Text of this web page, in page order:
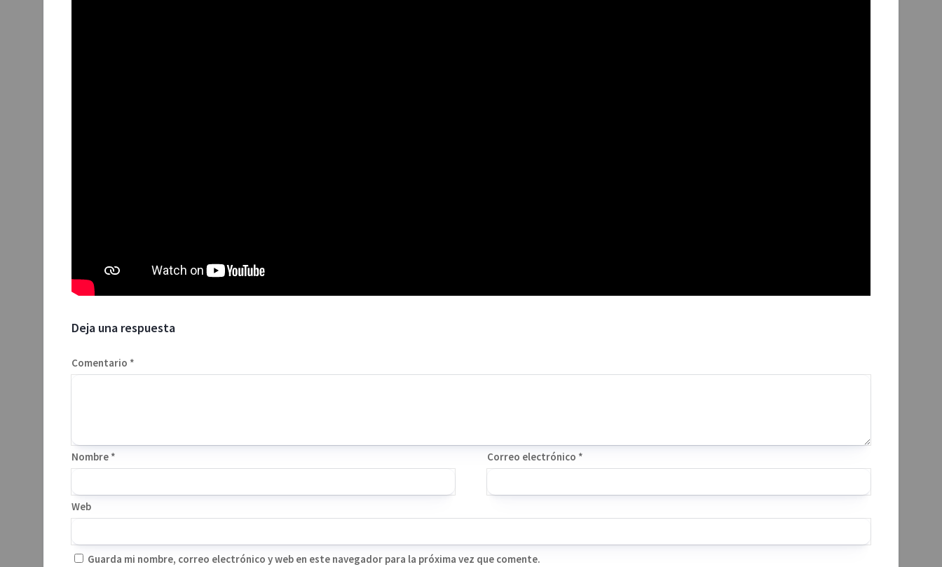
Deja una respuesta
Comentario *
Nombre * Correo electrónico *
Web
Guarda mi nombre, correo electrónico y web en este navegador para la próxima vez que comente.